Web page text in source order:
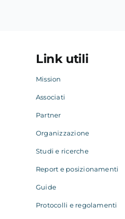
Link utili
Mission
Associati
Partner
Organizzazione
Studi e ricerche
Report e posizionamenti
Guide
Protocolli e regolamenti